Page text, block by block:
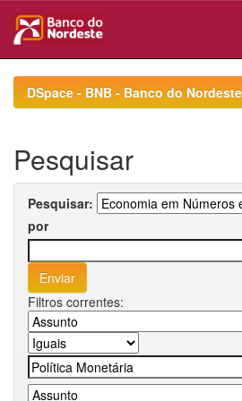
navigationDSpace - BNB - Banco do
Pesquisar
Pesquisar:
por
Filtros correntes: